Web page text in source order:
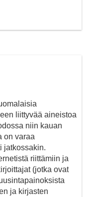
liittyvää aineistoa
niin kauan
on varaa
jatkossakin.
riittämiin ja
(jotka ovat
ja kirjasten